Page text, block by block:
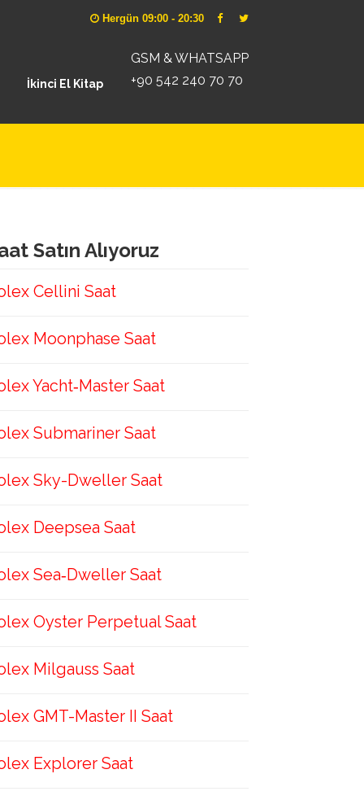
Hergün 09:00 - 20:30
GSM & WHATSAPP
+90 542 240 70 70
İkinci El Kitap
Satın Alıyoruz
Cellini Saat
Moonphase Saat
Yacht‑Master Saat
Submariner Saat
Sky-Dweller Saat
Deepsea Saat
Sea‑Dweller Saat
Oyster Perpetual Saat
Milgauss Saat
GMT-Master II Saat
Explorer Saat